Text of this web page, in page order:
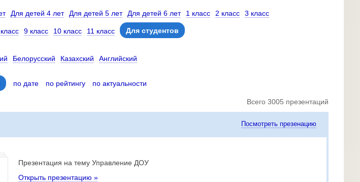
Для детей 4 лет Для детей 5 лет Для детей 6 лет 1 класс 2 класс 3 класс
9 класс 10 класс 11 класс Для студентов
Белорусский Казахский Английский
по дате по рейтингу по актуальности
Всего 3005 презентаций
Посмотреть презенацию
Презентация на тему Управление ДОУ
Открыть презентацию »